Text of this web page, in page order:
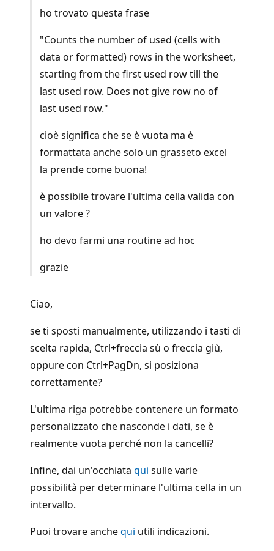
ho trovato questa frase
"Counts the number of used (cells with
data or formatted) rows in the worksheet,
starting from the first used row till the
last used row. Does not give row no of
last used row."
cioè significa che se è vuota ma è
formattata anche solo un grasseto excel
la prende come buona!
è possibile trovare l'ultima cella valida con
un valore ?
ho devo farmi una routine ad hoc
grazie
Ciao,
se ti sposti manualmente, utilizzando i tasti di
scelta rapida, Ctrl+freccia sù o freccia giù,
oppure con Ctrl+PagDn, si posiziona
correttamente?
L'ultima riga potrebbe contenere un formato
personalizzato che nasconde i dati, se è
realmente vuota perché non la cancelli?
Infine, dai un'occhiata qui sulle varie
possibilità per determinare l'ultima cella in un
intervallo.
Puoi trovare anchequi utili indicazioni.